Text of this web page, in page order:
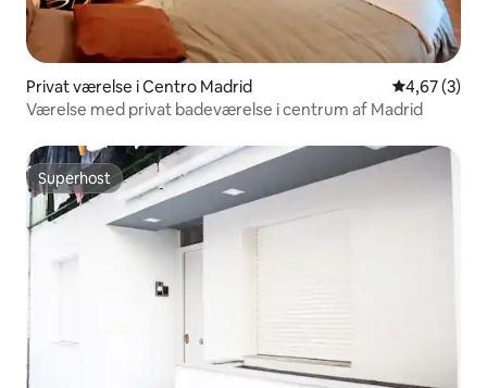
Privat værelse i Centro Madrid 4,67 ud af 5
4,67 (3)
Værelse med privat badeværelse i centrum af Madrid
Superhost
Superhost